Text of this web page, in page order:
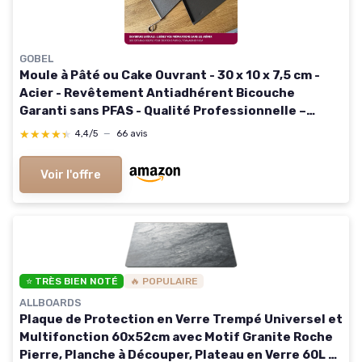
GOBEL
Moule à Pâté ou Cake Ouvrant - 30 x 10 x 7,5 cm -
Acier - Revêtement Antiadhérent Bicouche
Garanti sans PFAS - Qualité Professionnelle –
Fabriqué en France
★★★★★
★★★★★ 4,4/5 — 66 avis
Voir l'offre
⭐ TRÈS BIEN NOTÉ 🔥 POPULAIRE
ALLBOARDS
Plaque de Protection en Verre Trempé Universel et
Multifonction 60x52cm avec Motif Granite Roche
Pierre, Planche à Découper, Plateau en Verre 60L x